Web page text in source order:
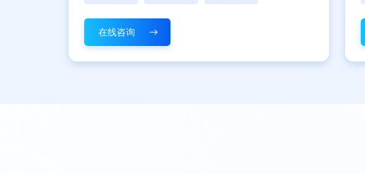
在线咨询